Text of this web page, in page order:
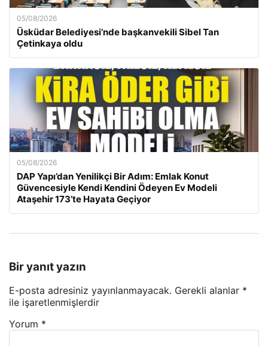
05/08/2026
Üsküdar Belediyesi’nde başkanvekili Sibel Tan
Çetinkaya oldu
05/08/2026
DAP Yapı’dan Yenilikçi Bir Adım: Emlak Konut
Güvencesiyle Kendi Kendini Ödeyen Ev Modeli
Ataşehir 173’te Hayata Geçiyor
Bir yanıt yazın
E-posta adresiniz yayınlanmayacak. Gerekli alanlar *
ile işaretlenmişlerdir
Yorum *